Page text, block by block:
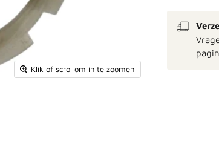
Klik of scrol om in te zoomen